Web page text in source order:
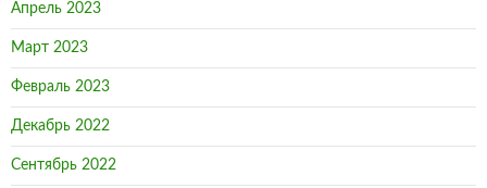
Апрель 2023
Март 2023
Февраль 2023
Декабрь 2022
Сентябрь 2022